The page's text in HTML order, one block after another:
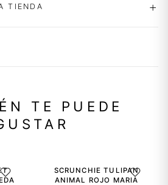
TIENDA
TE PUEDE
A LA LISTA DE DESEOSAGREGAR
SCRUNCHIE TULIPAN
ANIMAL ROJO MARIA